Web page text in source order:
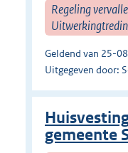
Regeling
Geldend van 25-
Uitgegeven door:
gemeente